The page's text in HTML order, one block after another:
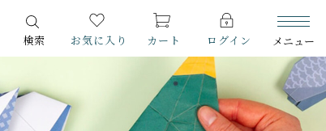
検索
お気に入り カート ログイン メニュー
CHECKED PRODUCTS